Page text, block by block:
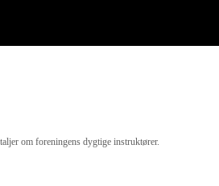
om foreningens dygtige instruktører.